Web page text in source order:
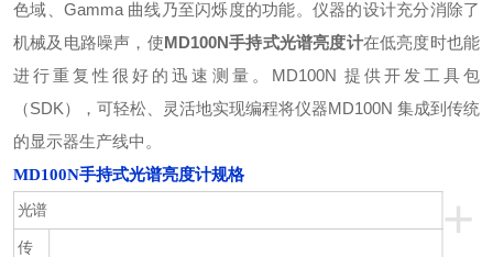
色域、Gamma 曲线乃至闪烁度的功能。仪器的设计充分消除了
机械及电路噪声，使MD100N手持式光谱亮度计在低亮度时也能
进行重复性很好的迅速测量。MD100N 提供开发工具包
（SDK），可轻松、灵活地实现编程将仪器MD100N 集成到传统
的显示器生产线中。
MD100N手持式光谱亮度计规格
+
光谱
传